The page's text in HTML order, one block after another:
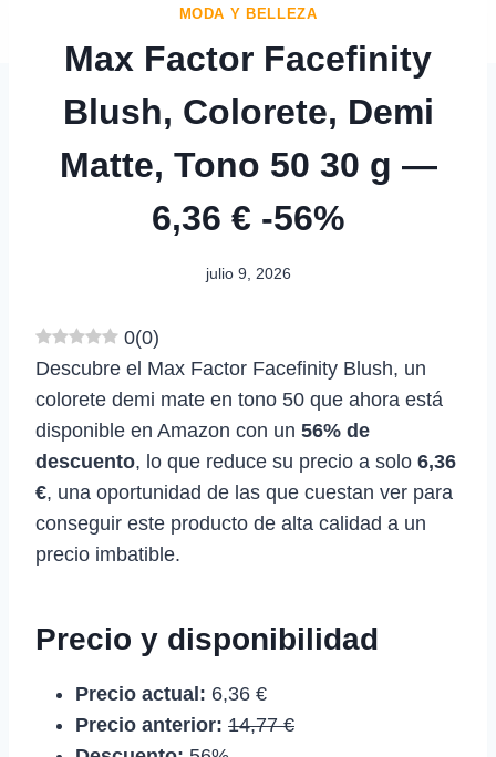
MODA Y BELLEZA
Max Factor Facefinity
Blush, Colorete, Demi
Matte, Tono 50 30 g —
6,36 € -56%
julio 9, 2026
0(0)
Descubre el Max Factor Facefinity Blush, un
colorete demi mate en tono 50 que ahora está
disponible en Amazon con un 56% de
descuento, lo que reduce su precio a solo 6,36
€, una oportunidad de las que cuestan ver para
conseguir este producto de alta calidad a un
precio imbatible.
Precio y disponibilidad
Precio actual: 6,36 €
Precio anterior: 14,77 €